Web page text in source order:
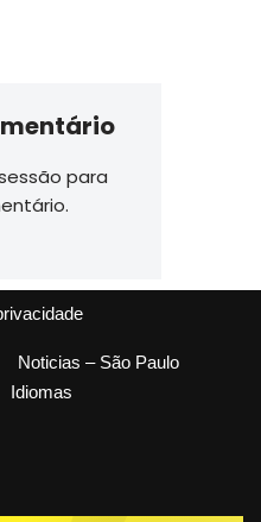
para
Noticias – São Paulo
Idiomas